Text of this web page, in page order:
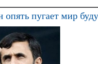
опять пугает мир